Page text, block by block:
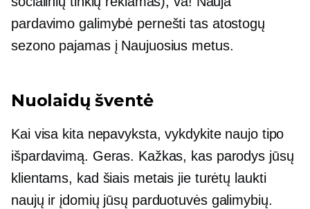
pardavimo galimybė pernešti tas atostogų
sezono pajamas į Naujuosius metus.
Nuolaidų šventė
Kai visa kita nepavyksta, vykdykite naujo tipo
išpardavimą. Geras. Kažkas, kas parodys jūsų
klientams, kad šiais metais jie turėtų laukti
naujų ir įdomių jūsų parduotuvės galimybių.